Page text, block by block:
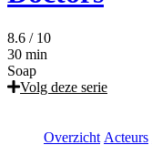
8.6 / 10
30 min
Soap
Volg deze serie
Overzicht Acteurs